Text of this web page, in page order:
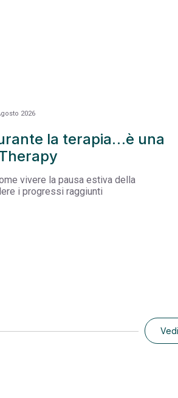
2026
la terapia…è una
vivere la pausa estiva della
i progressi raggiunti